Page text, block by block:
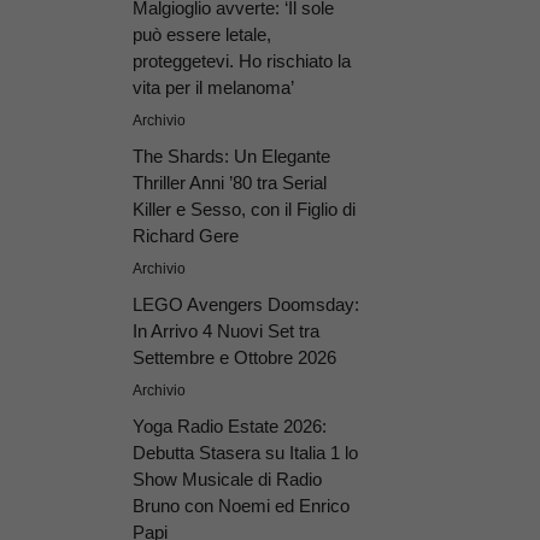
Malgioglio avverte: ‘Il sole
può essere letale,
proteggetevi. Ho rischiato la
vita per il melanoma’
Archivio
The Shards: Un Elegante
Thriller Anni ’80 tra Serial
Killer e Sesso, con il Figlio di
Richard Gere
Archivio
LEGO Avengers Doomsday:
In Arrivo 4 Nuovi Set tra
Settembre e Ottobre 2026
Archivio
Yoga Radio Estate 2026:
Debutta Stasera su Italia 1 lo
Show Musicale di Radio
Bruno con Noemi ed Enrico
Papi